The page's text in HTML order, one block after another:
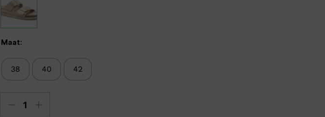
Maat:
38 40 42